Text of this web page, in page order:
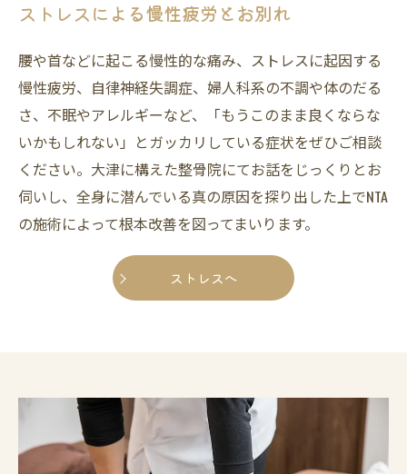
ストレスによる慢性疲労とお別れ
腰や首などに起こる慢性的な痛み、ストレスに起因する
慢性疲労、自律神経失調症、婦人科系の不調や体のだる
さ、不眠やアレルギーなど、「もうこのまま良くならな
いかもしれない」とガッカリしている症状をぜひご相談
ください。大津に構えた整骨院にてお話をじっくりとお
伺いし、全身に潜んでいる真の原因を探り出した上でNTA
の施術によって根本改善を図ってまいります。
ストレスへ